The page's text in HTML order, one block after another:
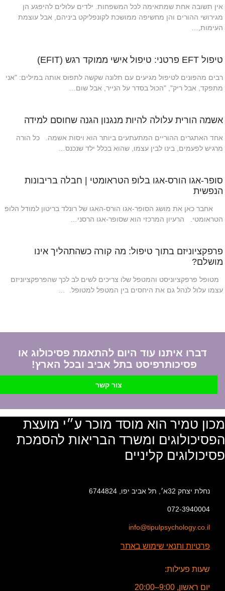
אין תשובה אחת שמתאימה לכל המשפחות. ילדים עלולים להיפגע הן
מגירושי ההורים והן מחשיפה ממושכת לקונפליקט ביניהם, אבל עוצמת
העימות,…
טיפול EFT פרטני: טיפול אישי ממוקד רגש (EFIT)
רבים מהפונים לטיפול מגיעים עם תלונה שקשה לתפוס אותה במילים: "אני
מתפקד, אבל ריק", "הכול בסדר על הנייר, אבל שום…
אשמה הורית עלולה להיות מנגנון הגנה שחוסם למידה
אחד האתגרים ההוריים המתעתעים ביותר הוא ויסות אשמה. כל הורה
מרגיש לפעמים, בינו לבין עצמו, שהוא בכלל ילד שנכנס…
סופר-אגו הורס-אגו בלופ הטראומטי | חבלה בריבונות
הנפשית
אחבר כאן את מושג הסופר-אגו הורס-האגו של רונלד בריטון למודל הלופ
הטראומטי. הרעיון המרכזי הוא שסופר-אגו הרסני…
פרפקציוניזם בתוך טיפול: מה קורה כשהתהליך אינו
מושלם?
מטופל פרפקציוניסט והמטפל שלו צריכים לשים לב לכך שהפרפקציוניזם
עצמו עלול לנהל גם את היחסים בין המטפל למטופל. …
דברו איתנו עוד היום להתאמת פסיכולוג או
פסיכותרפיסט בתל אביב ובכל הארץ!
צור קשר
מכון טמיר הוא מוסד מוכר ע״י מועצת
הפסיכולוגים ומשרד הבריאות להסמכת
פסיכולוגים קליניים
נחלת יצחק 32א׳, תל אביב יפו, 6744824
072-3940004
info@tipulpsychology.co.il
פרטיות ותנאי שימוש באתר
שעות פעילות:
יום ראשון, 9:00–20:00